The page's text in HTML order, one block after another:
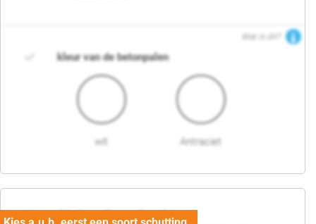
Wat is dit?
kleur van de betonpalen
wit Antraciet
03. Detail en afwerking